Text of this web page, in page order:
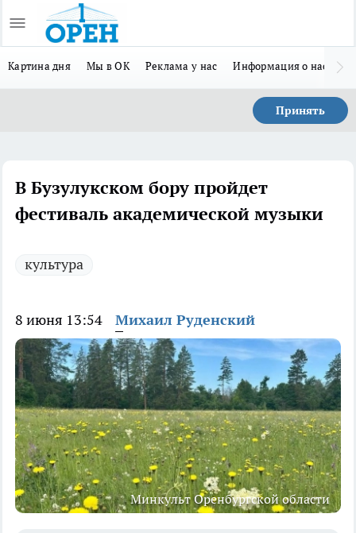
Картина дня Мы в ОК Реклама у нас Информация о нас
Принять
В Бузулукском бору пройдет
фестиваль академической музыки
культура
8 июня 13:54 Михаил Руденский
Минкульт Оренбургской области